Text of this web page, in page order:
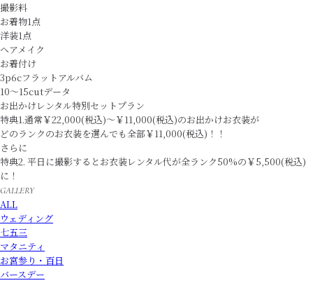
撮影料
お着物1点
洋装1点
ヘアメイク
お着付け
3p6cフラットアルバム
10～15cutデータ
お出かけレンタル特別セットプラン
特典1.通常￥22,000(税込)～￥11,000(税込)のお出かけお衣装が
どのランクのお衣装を選んでも全部￥11,000(税込)！！
さらに
特典2. 平日に撮影するとお衣装レンタル代が全ランク50%の￥5,500(税込)
に！
GALLERY
ALL
ウェディング
七五三
マタニティ
お宮参り・百日
バースデー